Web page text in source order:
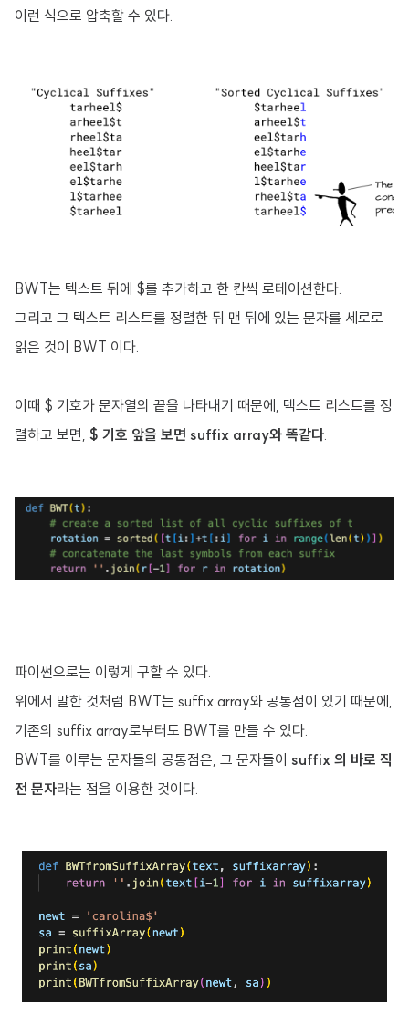
이런 식으로 압축할 수 있다.
BWT는 텍스트 뒤에 $를 추가하고 한 칸씩 로테이션한다.
그리고 그 텍스트 리스트를 정렬한 뒤 맨 뒤에 있는 문자를 세로로
읽은 것이 BWT 이다.
이때 $ 기호가 문자열의 끝을 나타내기 때문에, 텍스트 리스트를 정
렬하고 보면, $ 기호 앞을 보면 suffix array와 똑같다.
파이썬으로는 이렇게 구할 수 있다.
위에서 말한 것처럼 BWT는 suffix array와 공통점이 있기 때문에,
기존의 suffix array로부터도 BWT를 만들 수 있다.
BWT를 이루는 문자들의 공통점은, 그 문자들이 suffix 의 바로 직
전 문자라는 점을 이용한 것이다.